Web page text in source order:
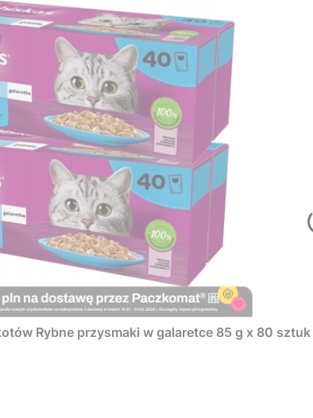
Rybne przysmaki w galaretce 85 g x 80 sztuk